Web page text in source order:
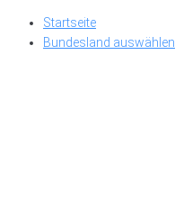
Skip
Startseite
Bundesland auswählen